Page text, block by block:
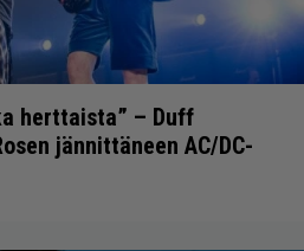
herttaista” – Duff
jännittäneen AC/DC-